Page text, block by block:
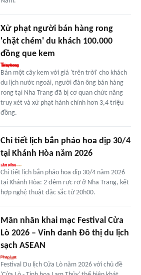
Xử phạt người bán hàng rong
'chặt chém' du khách 100.000
đồng que kem
Bán một cây kem với giá 'trên trời' cho khách
du lịch nước ngoài, người đàn ông bán hàng
rong tại Nha Trang đã bị cơ quan chức năng
truy xét và xử phạt hành chính hơn 3,4 triệu
đồng.
Chi tiết lịch bắn pháo hoa dịp 30/4
tại Khánh Hòa năm 2026
Chi tiết lịch bắn pháo hoa dịp 30/4 năm 2026
tại Khánh Hòa: 2 đêm rực rỡ ở Nha Trang, kết
hợp nghệ thuật đặc sắc từ 20h00.
Mãn nhãn khai mạc Festival Cửa
Lò 2026 – Vinh danh Đô thị du lịch
sạch ASEAN
Festival Du lịch Cửa Lò năm 2026 với chủ đề